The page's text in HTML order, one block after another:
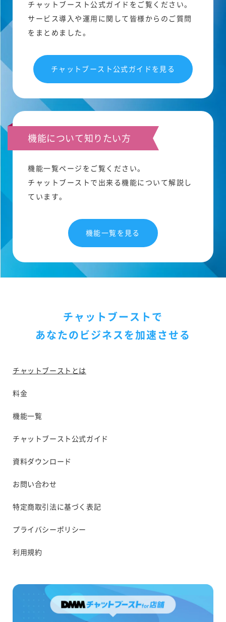
チャットブースト公式ガイドをご覧ください。
サービス導入や運用に関して皆様からのご質問
をまとめました。
チャットブースト公式ガイドを見る
機能について知りたい方
機能一覧ページをご覧ください。
チャットブーストで出来る機能について解説し
ています。
機能一覧を見る
チャットブーストで
あなたのビジネスを加速させる
チャットブーストとは
料金
機能一覧
チャットブースト公式ガイド
資料ダウンロード
お問い合わせ
特定商取引法に基づく表記
プライバシーポリシー
利用規約